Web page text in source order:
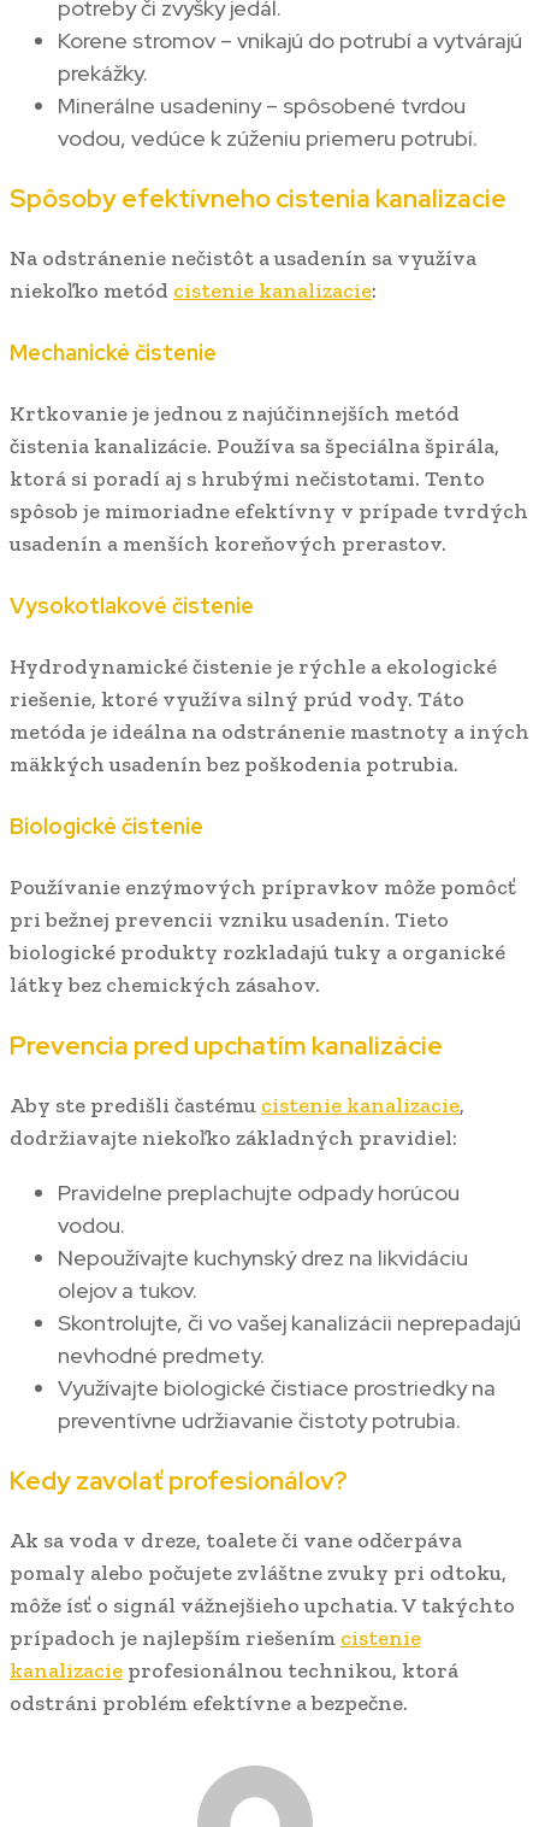
potreby či zvyšky jedál.
Korene stromov – vnikajú do potrubí a vytvárajú
prekážky.
Minerálne usadeniny – spôsobené tvrdou
vodou, vedúce k zúženiu priemeru potrubí.
Spôsoby efektívneho cistenia kanalizacie
Na odstránenie nečistôt a usadenín sa využíva
niekoľko metód cistenie kanalizacie:
Mechanické čistenie
Krtkovanie je jednou z najúčinnejších metód
čistenia kanalizácie. Používa sa špeciálna špirála,
ktorá si poradí aj s hrubými nečistotami. Tento
spôsob je mimoriadne efektívny v prípade tvrdých
usadenín a menších koreňových prerastov.
Vysokotlakové čistenie
Hydrodynamické čistenie je rýchle a ekologické
riešenie, ktoré využíva silný prúd vody. Táto
metóda je ideálna na odstránenie mastnoty a iných
mäkkých usadenín bez poškodenia potrubia.
Biologické čistenie
Používanie enzýmových prípravkov môže pomôcť
pri bežnej prevencii vzniku usadenín. Tieto
biologické produkty rozkladajú tuky a organické
látky bez chemických zásahov.
Prevencia pred upchatím kanalizácie
Aby ste predišli častému cistenie kanalizacie,
dodržiavajte niekoľko základných pravidiel:
Pravidelne preplachujte odpady horúcou
vodou.
Nepoužívajte kuchynský drez na likvidáciu
olejov a tukov.
Skontrolujte, či vo vašej kanalizácii neprepadajú
nevhodné predmety.
Využívajte biologické čistiace prostriedky na
preventívne udržiavanie čistoty potrubia.
Kedy zavolať profesionálov?
Ak sa voda v dreze, toalete či vane odčerpáva
pomaly alebo počujete zvláštne zvuky pri odtoku,
môže ísť o signál vážnejšieho upchatia. V takýchto
prípadoch je najlepším riešením cistenie
kanalizacie profesionálnou technikou, ktorá
odstráni problém efektívne a bezpečne.